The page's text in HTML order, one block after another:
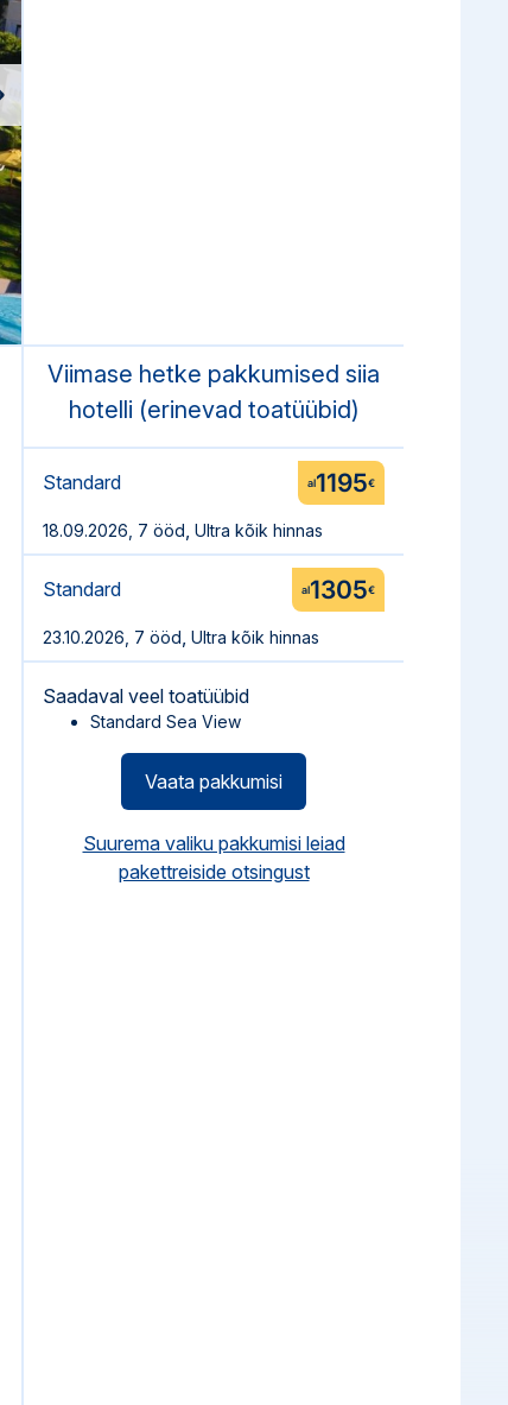
Viimase hetke pakkumised siia
hotelli (erinevad toatüübid)
Standard al1195€
18.09.2026, 7 ööd, Ultra kõik hinnas
Standard al1305€
23.10.2026, 7 ööd, Ultra kõik hinnas
Saadaval veel toatüübid
Standard Sea View
Vaata pakkumisi
Suurema valiku pakkumisi leiad
pakettreiside otsingust